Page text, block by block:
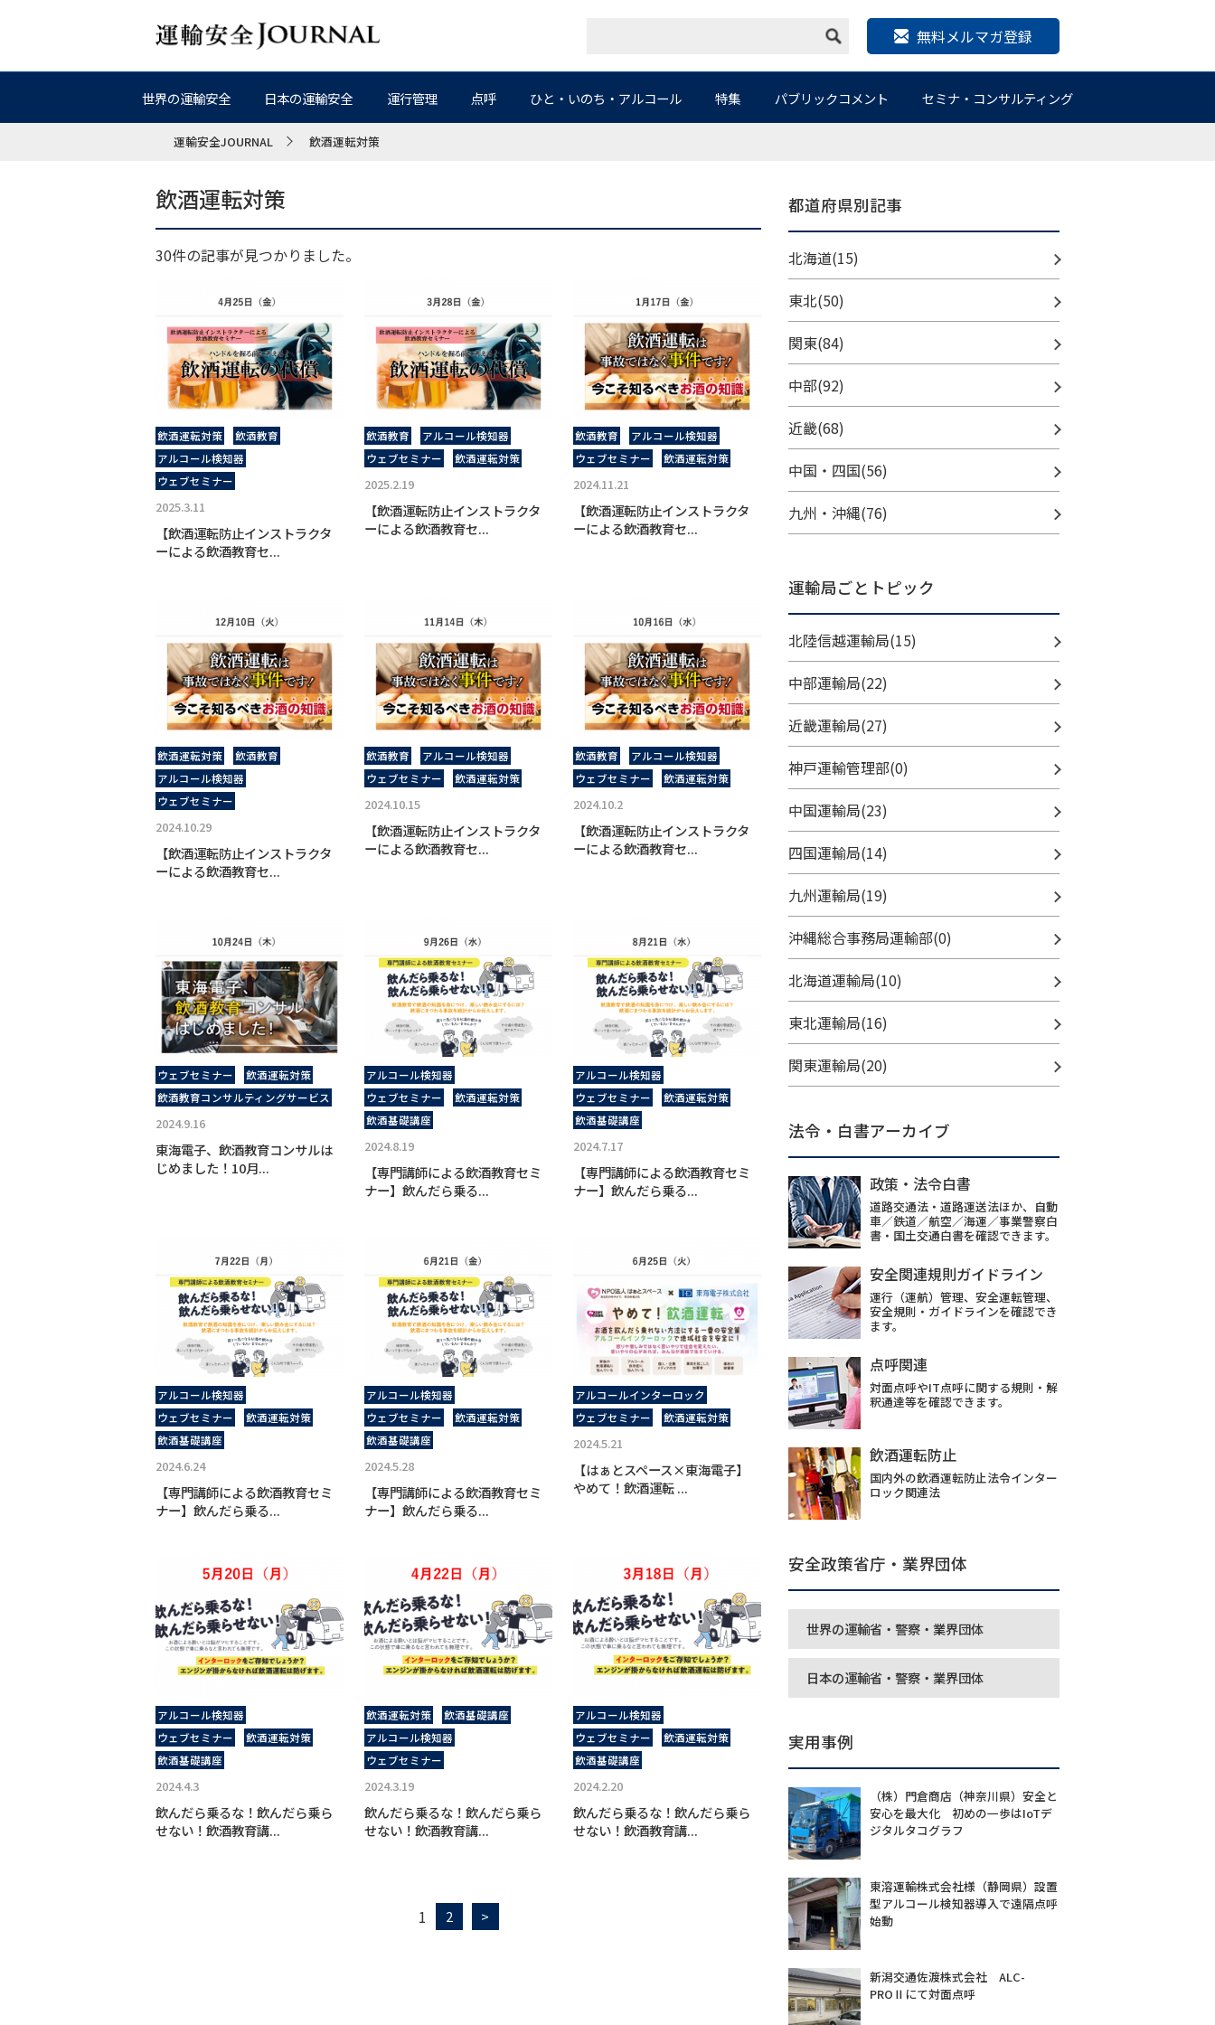
無料メルマガ登録
世界の運輸安全 日本の運輸安全 運行管理 点呼 ひと・いのち・アルコール 特集 パブリックコメント セミナ・コンサルティング
運輸安全JOURNAL 飲酒運転対策
飲酒運転対策
30件の記事が見つかりました。
飲酒運転対策
飲酒教育
アルコール検知器
ウェブセミナー
2025.3.11
【飲酒運転防止インストラクタ
ーによる飲酒教育セ...
飲酒教育
アルコール検知器
ウェブセミナー
飲酒運転対策
2025.2.19
【飲酒運転防止インストラクタ
ーによる飲酒教育セ...
飲酒教育
アルコール検知器
ウェブセミナー
飲酒運転対策
2024.11.21
【飲酒運転防止インストラクタ
ーによる飲酒教育セ...
飲酒運転対策
飲酒教育
アルコール検知器
ウェブセミナー
2024.10.29
【飲酒運転防止インストラクタ
ーによる飲酒教育セ...
飲酒教育
アルコール検知器
ウェブセミナー
飲酒運転対策
2024.10.15
【飲酒運転防止インストラクタ
ーによる飲酒教育セ...
飲酒教育
アルコール検知器
ウェブセミナー
飲酒運転対策
2024.10.2
【飲酒運転防止インストラクタ
ーによる飲酒教育セ...
ウェブセミナー
飲酒運転対策
飲酒教育コンサルティングサービス
2024.9.16
東海電子、飲酒教育コンサルは
じめました！10月...
アルコール検知器
ウェブセミナー
飲酒運転対策
飲酒基礎講座
2024.8.19
【専門講師による飲酒教育セミ
ナー】飲んだら乗る...
アルコール検知器
ウェブセミナー
飲酒運転対策
飲酒基礎講座
2024.7.17
【専門講師による飲酒教育セミ
ナー】飲んだら乗る...
アルコール検知器
ウェブセミナー
飲酒運転対策
飲酒基礎講座
2024.6.24
【専門講師による飲酒教育セミ
ナー】飲んだら乗る...
アルコール検知器
ウェブセミナー
飲酒運転対策
飲酒基礎講座
2024.5.28
【専門講師による飲酒教育セミ
ナー】飲んだら乗る...
アルコールインターロック
ウェブセミナー
飲酒運転対策
2024.5.21
【はぁとスペース×東海電子】
やめて！飲酒運転 ...
アルコール検知器
ウェブセミナー
飲酒運転対策
飲酒基礎講座
2024.4.3
飲んだら乗るな！飲んだら乗ら
せない！飲酒教育講...
飲酒運転対策
飲酒基礎講座
アルコール検知器
ウェブセミナー
2024.3.19
飲んだら乗るな！飲んだら乗ら
せない！飲酒教育講...
アルコール検知器
ウェブセミナー
飲酒運転対策
飲酒基礎講座
2024.2.20
飲んだら乗るな！飲んだら乗ら
せない！飲酒教育講...
1 2 >
都道府県別記事
北海道(15)
東北(50)
関東(84)
中部(92)
近畿(68)
中国・四国(56)
九州・沖縄(76)
運輸局ごとトピック
北陸信越運輸局(15)
中部運輸局(22)
近畿運輸局(27)
神戸運輸管理部(0)
中国運輸局(23)
四国運輸局(14)
九州運輸局(19)
沖縄総合事務局運輸部(0)
北海道運輸局(10)
東北運輸局(16)
関東運輸局(20)
法令・白書アーカイブ
政策・法令白書
道路交通法・道路運送法ほか、自動
車／鉄道／航空／海運／事業警察白
書・国土交通白書を確認できます。
安全関連規則ガイドライン
運行（運航）管理、安全運転管理、
安全規則・ガイドラインを確認でき
ます。
点呼関連
対面点呼やIT点呼に関する規則・解
釈通達等を確認できます。
飲酒運転防止
国内外の飲酒運転防止法令インター
ロック関連法
安全政策省庁・業界団体
世界の運輸省・警察・業界団体
日本の運輸省・警察・業界団体
実用事例
（株）門倉商店（神奈川県）安全と
安心を最大化 初めの一歩はIoTデ
ジタルタコグラフ
東溶運輸株式会社様（静岡県）設置
型アルコール検知器導入で遠隔点呼
始動
新潟交通佐渡株式会社 ALC-
PROⅡにて対面点呼